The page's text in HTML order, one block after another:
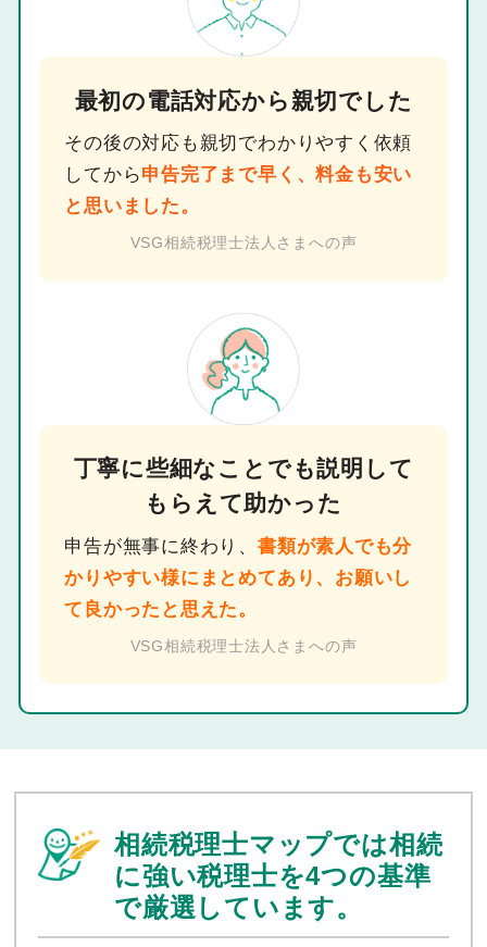
最初の電話対応から親切でした
その後の対応も親切でわかりやすく依頼
してから申告完了まで早く、料金も安い
と思いました。
VSG相続税理士法人さまへの声
丁寧に些細なことでも説明して
もらえて助かった
申告が無事に終わり、 書類が素人でも分
かりやすい様にまとめてあり、お願いし
て良かったと思えた。
VSG相続税理士法人さまへの声
相続税理士マップでは相続
に強い税理士を4つの基準
で厳選しています。